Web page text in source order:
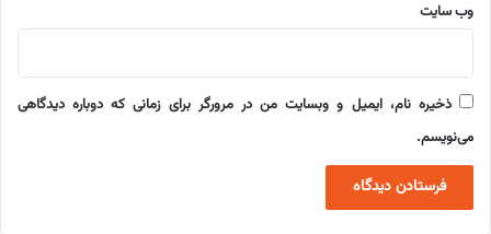
وب‌ سایت
ذخیره نام، ایمیل و وبسایت من در مرورگر برای زمانی که دوباره دیدگاهی
می‌نویسم.